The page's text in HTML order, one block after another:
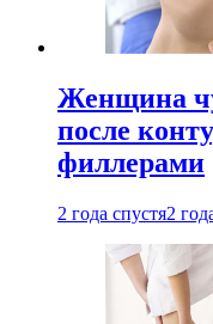
Женщина
после
филлерами
2 года спустя2